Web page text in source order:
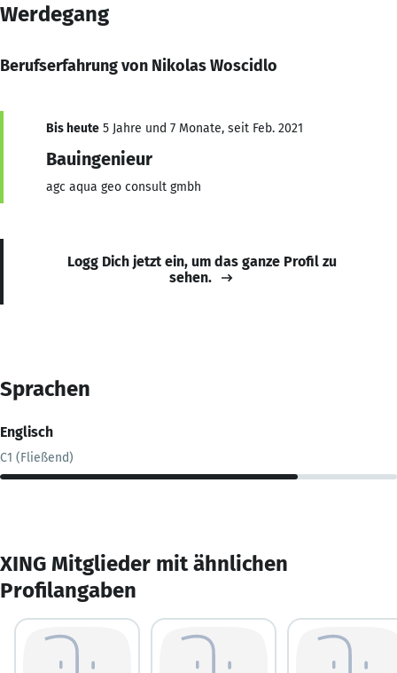
Werdegang
Berufserfahrung von Nikolas Woscidlo
Bis heute 5 Jahre und 7 Monate, seit Feb. 2021
Bauingenieur
agc aqua geo consult gmbh
Logg Dich jetzt ein, um das ganze Profil zu
sehen.
Sprachen
Englisch
C1 (Fließend)
XING Mitglieder mit ähnlichen
Profilangaben